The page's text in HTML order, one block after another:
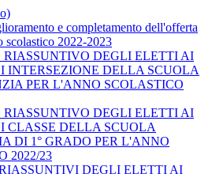
e completamento dell'offerta
scolastico 2022-2023
RIASSUNTIVO DEGLI ELETTI AI
INTERSEZIONE DELLA SCUOLA
PER L'ANNO SCOLASTICO
RIASSUNTIVO DEGLI ELETTI AI
CLASSE DELLA SCUOLA
DI 1° GRADO PER L'ANNO
2022/23
DEGLI ELETTI AI